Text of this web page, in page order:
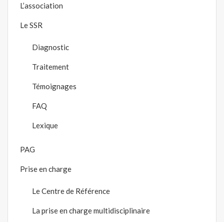
L’association
Le SSR
Diagnostic
Traitement
Témoignages
FAQ
Lexique
PAG
Prise en charge
Le Centre de Référence
La prise en charge multidisciplinaire